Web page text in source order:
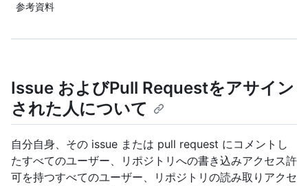
参考資料
Issue およびPull Requestをアサイン
された人について
自分自身、その issue または pull request にコメントし
たすべてのユーザー、リポジトリへの書き込みアクセス許
可を持つすべてのユーザー、リポジトリの読み取りアクセ